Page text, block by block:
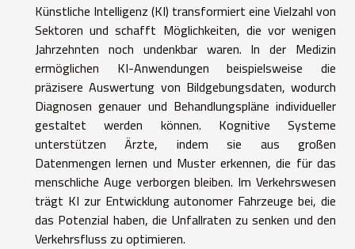
Künstliche Intelligenz (KI) transformiert eine Vielzahl von
Sektoren und schafft Möglichkeiten, die vor wenigen
Jahrzehnten noch undenkbar waren. In der Medizin
ermöglichen KI-Anwendungen beispielsweise die
präzisere Auswertung von Bildgebungsdaten, wodurch
Diagnosen genauer und Behandlungspläne individueller
gestaltet werden können. Kognitive Systeme
unterstützen Ärzte, indem sie aus großen
Datenmengen lernen und Muster erkennen, die für das
menschliche Auge verborgen bleiben. Im Verkehrswesen
trägt KI zur Entwicklung autonomer Fahrzeuge bei, die
das Potenzial haben, die Unfallraten zu senken und den
Verkehrsfluss zu optimieren.